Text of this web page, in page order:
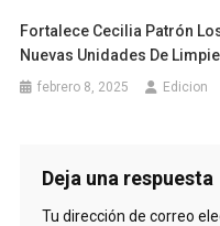
Fortalece Cecilia Patrón
Nuevas Unidades De
febrero 8, 2025 Edicion
Deja una respuesta
Tu dirección de correo